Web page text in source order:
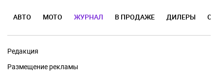
АВТО МОТО ЖУРНАЛ В ПРОДАЖЕ ДИЛЕРЫ
Редакция
Размещение рекламы